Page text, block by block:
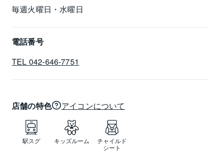
毎週火曜日・水曜日
電話番号
TEL 042-646-7751
店舗の特色 アイコンについて
駅スグ キッズルーム
チャイルド
シート